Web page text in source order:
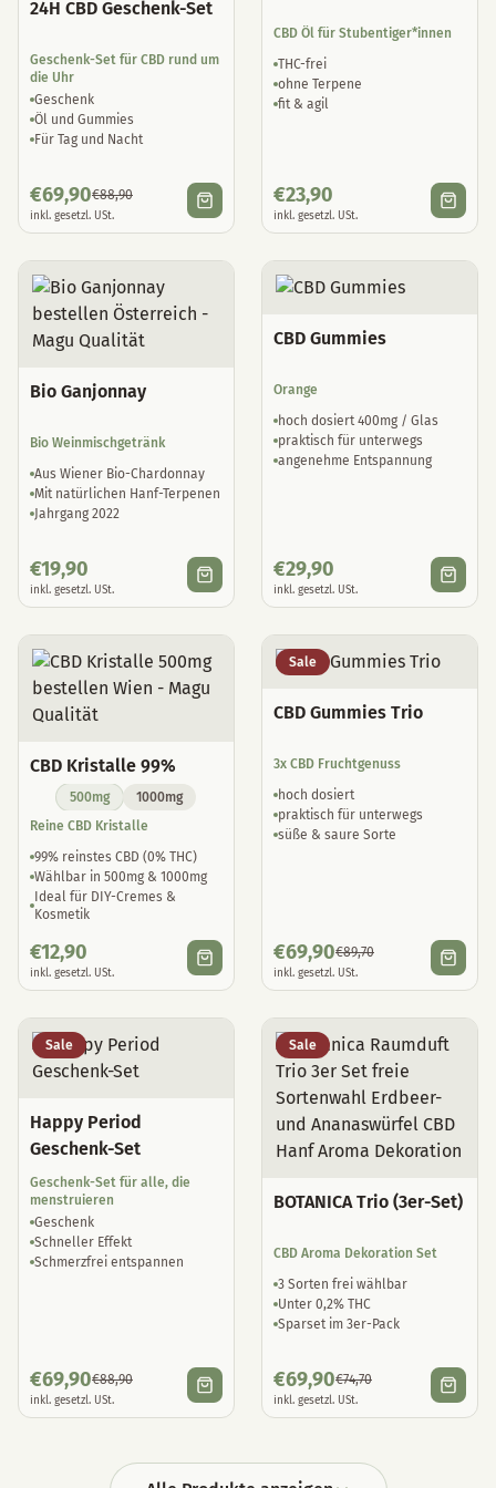
24H CBD Geschenk-Set
Geschenk-Set für CBD rund um
die Uhr
Geschenk
Öl und Gummies
Für Tag und Nacht
€69,90€88,90
inkl. gesetzl. USt.
CBD Öl für Stubentiger*innen
THC-frei
ohne Terpene
fit & agil
€23,90
inkl. gesetzl. USt.
Bio Ganjonnay
Bio Weinmischgetränk
Aus Wiener Bio-Chardonnay
Mit natürlichen Hanf-Terpenen
Jahrgang 2022
€19,90
inkl. gesetzl. USt.
CBD Gummies
Orange
hoch dosiert 400mg / Glas
praktisch für unterwegs
angenehme Entspannung
€29,90
inkl. gesetzl. USt.
CBD Kristalle 99%
500mg
1000mg
Reine CBD Kristalle
99% reinstes CBD (0% THC)
Wählbar in 500mg & 1000mg
Ideal für DIY-Cremes &
Kosmetik
€12,90
inkl. gesetzl. USt.
Sale
CBD Gummies Trio
3x CBD Fruchtgenuss
hoch dosiert
praktisch für unterwegs
süße & saure Sorte
€69,90€89,70
inkl. gesetzl. USt.
Sale
Happy Period
Geschenk-Set
Geschenk-Set für alle, die
menstruieren
Geschenk
Schneller Effekt
Schmerzfrei entspannen
€69,90€88,90
inkl. gesetzl. USt.
Sale
BOTANICA Trio (3er-Set)
CBD Aroma Dekoration Set
3 Sorten frei wählbar
Unter 0,2% THC
Sparset im 3er-Pack
€69,90€74,70
inkl. gesetzl. USt.